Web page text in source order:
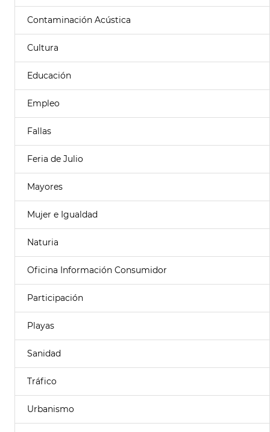
Contaminación Acústica
Cultura
Educación
Empleo
Fallas
Feria de Julio
Mayores
Mujer e Igualdad
Naturia
Oficina Información Consumidor
Participación
Playas
Sanidad
Tráfico
Urbanismo